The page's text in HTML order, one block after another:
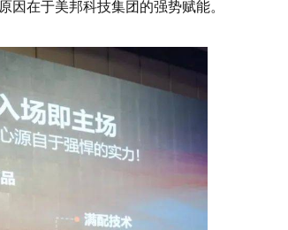
因在于美邦科技集团的强势赋能。